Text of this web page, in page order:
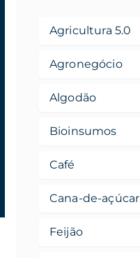
Agricultura 5.0
Agronegócio
Algodão
Bioinsumos
Café
Cana-de-açúcar
Feijão